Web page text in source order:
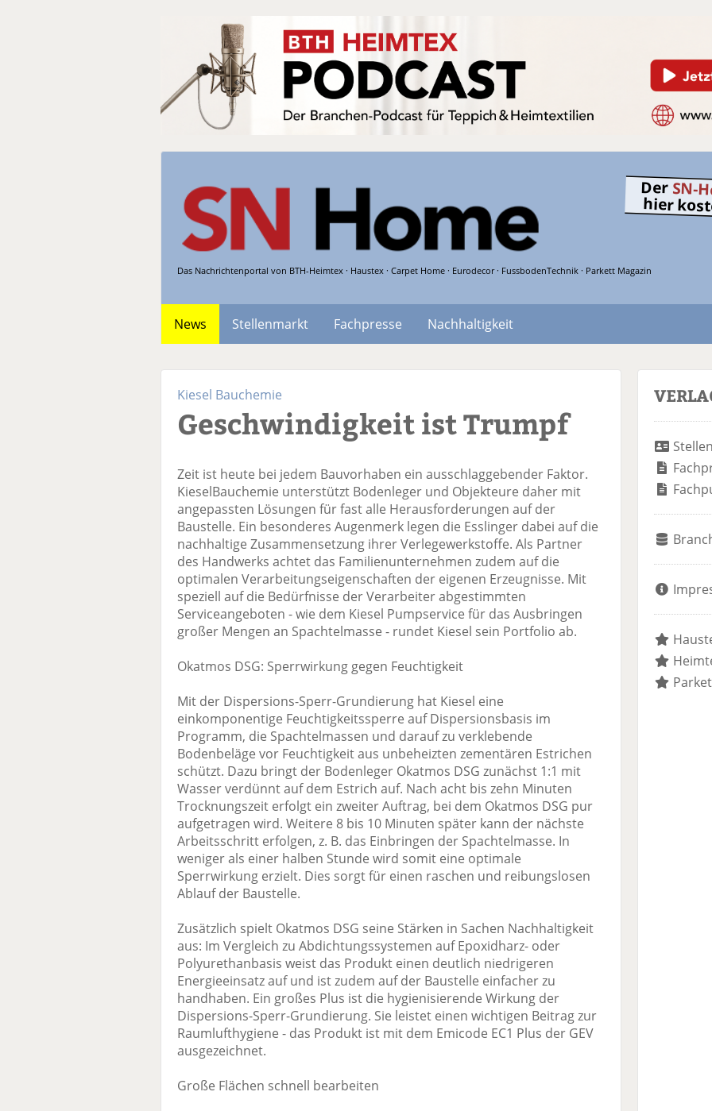
Das Nachrichtenportal von BTH-Heimtex · Haustex · Carpet Home · Eurodecor · FussbodenTechnik · Parkett Magazin
Der SN-
hier
News Stellenmarkt Fachpresse
Nachhaltigkeit
Kiesel Bauchemie
Geschwindigkeit ist Trumpf
Zeit ist heute bei jedem Bauvorhaben ein ausschlaggebender Faktor.
KieselBauchemie unterstützt Bodenleger und Objekteure daher mit
angepassten Lösungen für fast alle Herausforderungen auf der
Baustelle. Ein besonderes Augenmerk legen die Esslinger dabei auf die
nachhaltige Zusammensetzung ihrer Verlegewerkstoffe. Als Partner
des Handwerks achtet das Familienunternehmen zudem auf die
optimalen Verarbeitungseigenschaften der eigenen Erzeugnisse. Mit
speziell auf die Bedürfnisse der Verarbeiter abgestimmten
Serviceangeboten - wie dem Kiesel Pumpservice für das Ausbringen
großer Mengen an Spachtelmasse - rundet Kiesel sein Portfolio ab.
Okatmos DSG: Sperrwirkung gegen Feuchtigkeit
Mit der Dispersions-Sperr-Grundierung hat Kiesel eine
einkomponentige Feuchtigkeitssperre auf Dispersionsbasis im
Programm, die Spachtelmassen und darauf zu verklebende
Bodenbeläge vor Feuchtigkeit aus unbeheizten zementären Estrichen
schützt. Dazu bringt der Bodenleger Okatmos DSG zunächst 1:1 mit
Wasser verdünnt auf dem Estrich auf. Nach acht bis zehn Minuten
Trocknungszeit erfolgt ein zweiter Auftrag, bei dem Okatmos DSG pur
aufgetragen wird. Weitere 8 bis 10 Minuten später kann der nächste
Arbeitsschritt erfolgen, z. B. das Einbringen der Spachtelmasse. In
weniger als einer halben Stunde wird somit eine optimale
Sperrwirkung erzielt. Dies sorgt für einen raschen und reibungslosen
Ablauf der Baustelle.
Zusätzlich spielt Okatmos DSG seine Stärken in Sachen Nachhaltigkeit
aus: Im Vergleich zu Abdichtungssystemen auf Epoxidharz- oder
Polyurethanbasis weist das Produkt einen deutlich niedrigeren
Energieeinsatz auf und ist zudem auf der Baustelle einfacher zu
handhaben. Ein großes Plus ist die hygienisierende Wirkung der
Dispersions-Sperr-Grundierung. Sie leistet einen wichtigen Beitrag zur
Raumlufthygiene - das Produkt ist mit dem Emicode EC1 Plus der GEV
ausgezeichnet.
Große Flächen schnell bearbeiten